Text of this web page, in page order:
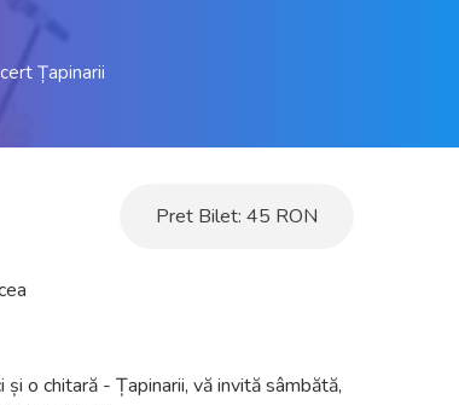
Țapinarii
Pret Bilet: 45 RON
o chitară - Țapinarii, vă invită sâmbătă,